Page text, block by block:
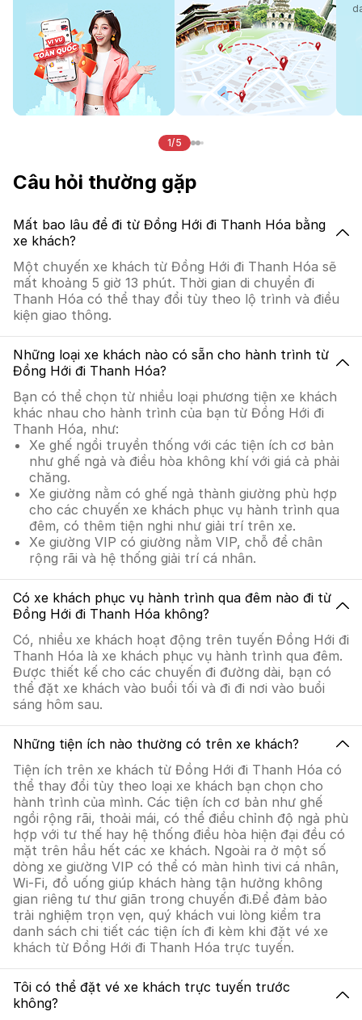
1/5
Câu hỏi thường gặp
Mất bao lâu để đi từ Đồng Hới đi Thanh Hóa bằng
xe khách?
Một chuyến xe khách từ Đồng Hới đi Thanh Hóa sẽ
mất khoảng 5 giờ 13 phút. Thời gian di chuyển đi
Thanh Hóa có thể thay đổi tùy theo lộ trình và điều
kiện giao thông.
Những loại xe khách nào có sẵn cho hành trình từ
Đồng Hới đi Thanh Hóa?
Bạn có thể chọn từ nhiều loại phương tiện xe khách
khác nhau cho hành trình của bạn từ Đồng Hới đi
Thanh Hóa, như:
Xe ghế ngồi truyền thống với các tiện ích cơ bản
như ghế ngả và điều hòa không khí với giá cả phải
chăng.
Xe giường nằm có ghế ngả thành giường phù hợp
cho các chuyến xe khách phục vụ hành trình qua
đêm, có thêm tiện nghi như giải trí trên xe.
Xe giường VIP có giường nằm VIP, chỗ để chân
rộng rãi và hệ thống giải trí cá nhân.
Có xe khách phục vụ hành trình qua đêm nào đi từ
Đồng Hới đi Thanh Hóa không?
Có, nhiều xe khách hoạt động trên tuyến Đồng Hới đi
Thanh Hóa là xe khách phục vụ hành trình qua đêm.
Được thiết kế cho các chuyến đi đường dài, bạn có
thể đặt xe khách vào buổi tối và đi đi nơi vào buổi
sáng hôm sau.
Những tiện ích nào thường có trên xe khách?
Tiện ích trên xe khách từ Đồng Hới đi Thanh Hóa có
thể thay đổi tùy theo loại xe khách bạn chọn cho
hành trình của mình. Các tiện ích cơ bản như ghế
ngồi rộng rãi, thoải mái, có thể điều chỉnh độ ngả phù
hợp với tư thế hay hệ thống điều hòa hiện đại đều có
mặt trên hầu hết các xe khách. Ngoài ra ở một số
dòng xe giường VIP có thể có màn hình tivi cá nhân,
Wi-Fi, đồ uống giúp khách hàng tận hưởng không
gian riêng tư thư giãn trong chuyến đi.Để đảm bảo
trải nghiệm trọn vẹn, quý khách vui lòng kiểm tra
danh sách chi tiết các tiện ích đi kèm khi đặt vé xe
khách từ Đồng Hới đi Thanh Hóa trực tuyến.
Tôi có thể đặt vé xe khách trực tuyến trước
không?